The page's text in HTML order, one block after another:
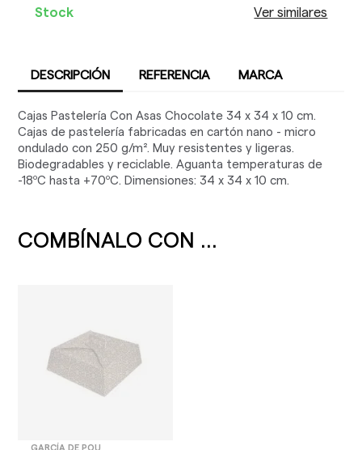
Stock Ver similares
DESCRIPCIÓN REFERENCIA MARCA
Cajas Pastelería Con Asas Chocolate 34 x 34 x 10 cm.
Cajas de pastelería fabricadas en cartón nano - micro
ondulado con 250 g/m². Muy resistentes y ligeras.
Biodegradables y reciclable. Aguanta temperaturas de
-18ºC hasta +70ºC. Dimensiones: 34 x 34 x 10 cm.
COMBÍNALO CON ...
GARCÍA DE POU